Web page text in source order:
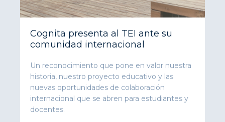
Cognita presenta al TEI ante su
comunidad internacional
Un reconocimiento que pone en valor nuestra
historia, nuestro proyecto educativo y las
nuevas oportunidades de colaboración
internacional que se abren para estudiantes y
docentes.